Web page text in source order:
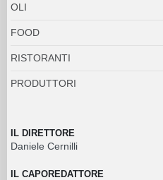
OLI
FOOD
RISTORANTI
PRODUTTORI
IL DIRETTORE
Daniele Cernilli
IL CAPOREDATTORE